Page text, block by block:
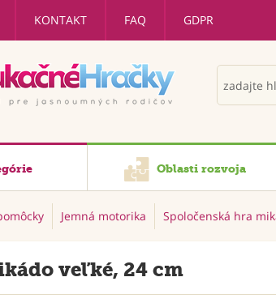
KONTAKT FAQ GDPR
Oblasti rozvoja
Jemná motorika Spoločenská hra
veľké, 24 cm